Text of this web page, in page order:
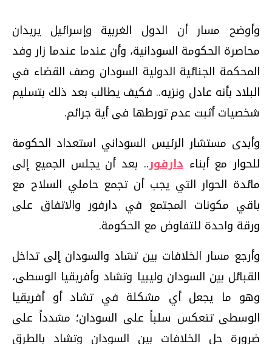
وأوضح مسار أن الدول الغربية وإسرائيل يريدان
محاصرة الحكومة السودانية، وأن عندما عندما زار وفد
المحكمة الجنائية الدولية السودان وصف القضاء في
البلاد بأنه عادل ونزيه.. فكيف يطالب بعد ذلك بتسليم
شخصيات أثبت عدم تورطها فى أية جرائم.
وأبدى مستشار الرئيس السوداني استعداد الحكومة
للحوار مع أبناءدارفور.. بعد أن يجلس الجميع إلى
مائدة الحوار التي يجب أن تجمع حاملي السلاح مع
باقي مكونات المجتمع في دارفور والاتفاق على
ورقة واحدة للتفاوض مع الحكومة.
وأرجع مسار الخلافات بين تشاد والسودان إلى تداخل
القبائل بين السودان وليبيا وتشاد وأفريقيا الوسطى،
وهو ما يجعل أي مشكلة في تشاد أو أفريقيا
الوسطى تنعكس سلباً على السودان؛ مشدداً على
ضرورة حل الخلافات بين السودان وتشاد بالطرق